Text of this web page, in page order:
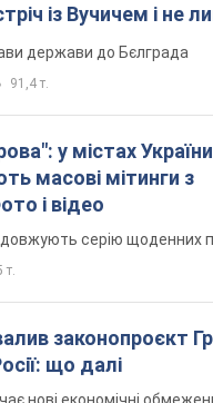
із Вучичем і не
держави до Бєлграда
91,4 т.
у містах
масові мітинги з
і відео
серію щоденних
т.
законопроєкт
що далі